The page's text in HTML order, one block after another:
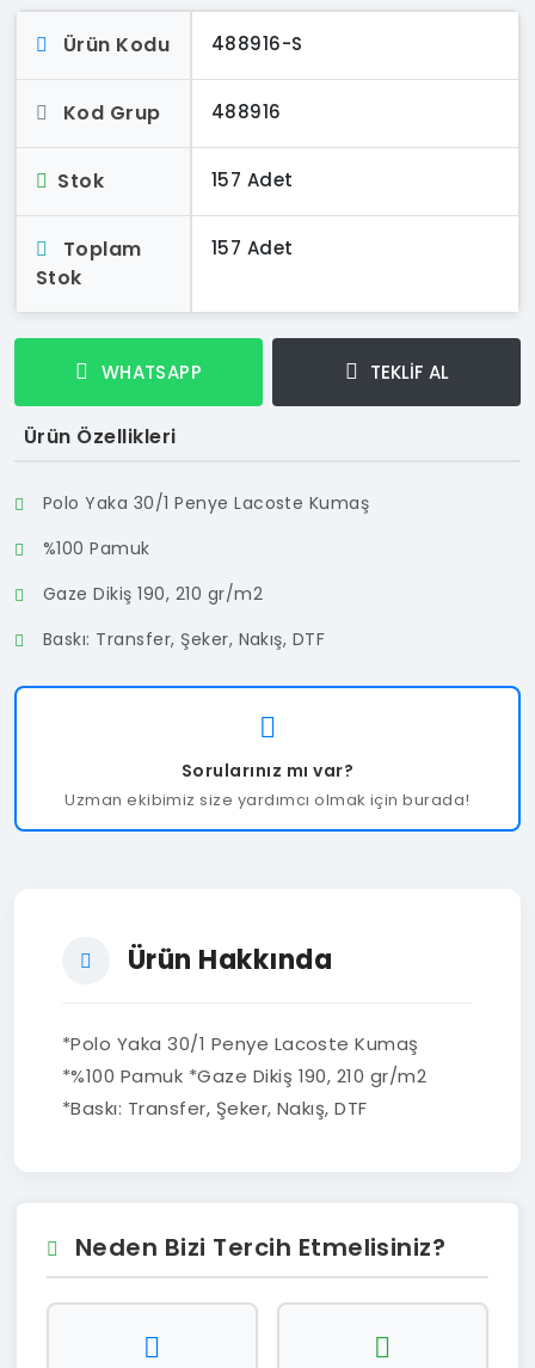
Ürün Kodu 488916-S
Kod Grup 488916
Stok 157 Adet
Toplam
Stok
157 Adet
WHATSAPP TEKLİF AL
Ürün Özellikleri
Polo Yaka 30/1 Penye Lacoste Kumaş
%100 Pamuk
Gaze Dikiş 190, 210 gr/m2
Baskı: Transfer, Şeker, Nakış, DTF
Sorularınız mı var?
Uzman ekibimiz size yardımcı olmak için burada!
Ürün Hakkında
*Polo Yaka 30/1 Penye Lacoste Kumaş
*%100 Pamuk *Gaze Dikiş 190, 210 gr/m2
*Baskı: Transfer, Şeker, Nakış, DTF
Neden Bizi Tercih Etmelisiniz?